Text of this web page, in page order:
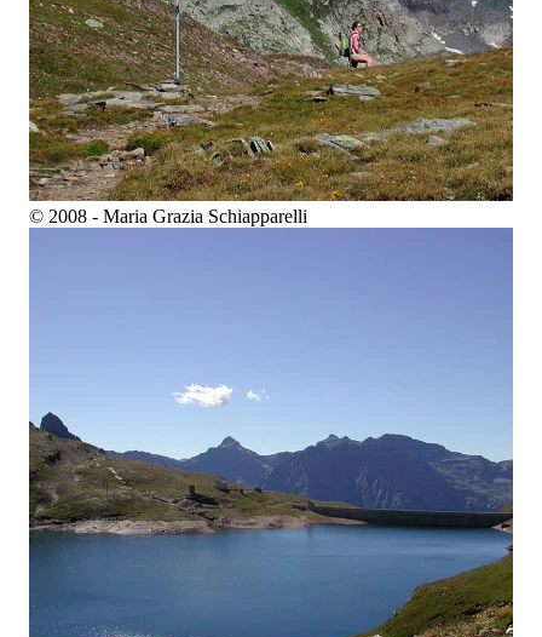
© 2008 - Maria Grazia Schiapparelli